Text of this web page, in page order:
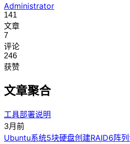
Administrator
141
文章
7
评论
246
获赞
文章聚合
工具部署说明
3月前
Ubuntu系统5块硬盘创建RAID6阵